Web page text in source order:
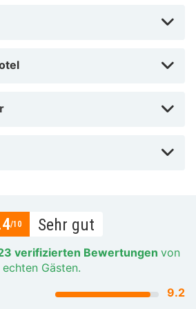
vor der Tür. Perfekt für
Geschäften laden zu
sagst du, ich liebe „Hjo“ auf
von Google Translate
/10 Sehr gut
verifizierten Bewertungen von
echten Gästen.
9.2